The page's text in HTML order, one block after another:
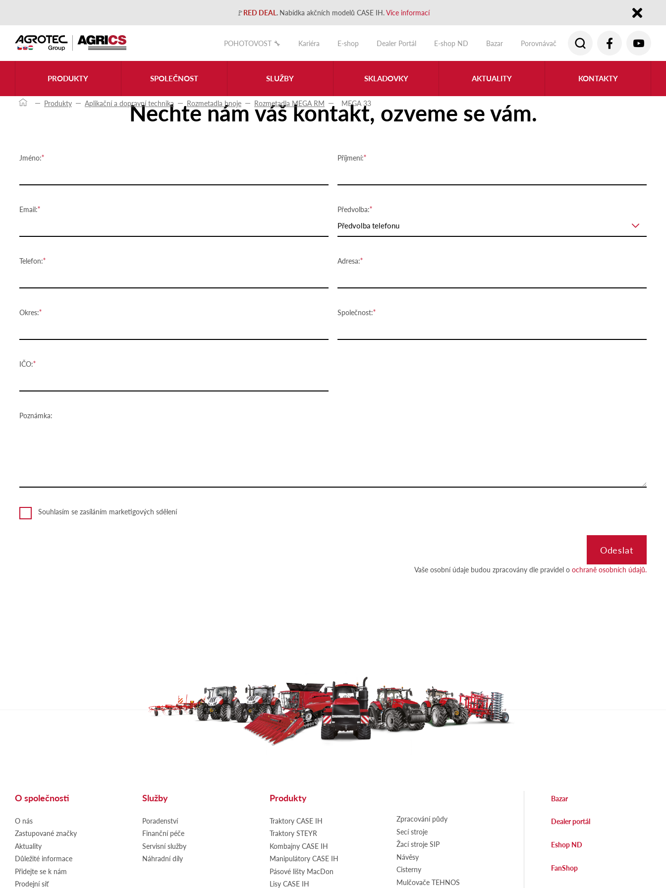
🚩RED DEAL. Nabídka akčních modelů CASE IH.Více informací
POHOTOVOST 🔧
Kariéra E-shop Dealer Portál E-shop ND Bazar Porovnávač
PRODUKTY SPOLEČNOST SLUŽBY SKLADOVKY AKTUALITY KONTAKTY
Produkty Aplikační a dopravní technika Rozmetadla hnoje Rozmetadla MEGA RM MEGA 33
Kontaktujte nás
Nechte nám váš kontakt, ozveme se vám.
Jméno: Příjmení:
Email: Předvolba:
Předvolba telefonu
Telefon: Adresa:
Okres: Společnost:
IČO:
Poznámka:
Souhlasím se zasíláním marketigových sdělení
Vaše osobní údaje budou zpracovány dle pravidel o ochraně osobních údajů.
O společnosti
O nás
Zastupované značky
Aktuality
Důležité informace
Přidejte se k nám
Prodejní síť
Služby
Poradenství
Finanční péče
Servisní služby
Náhradní díly
Produkty
Traktory CASE IH
Traktory STEYR
Kombajny CASE IH
Manipulátory CASE IH
Pásové lišty MacDon
Lisy CASE IH
Zpracování půdy
Secí stroje
Žací stroje SIP
Návěsy
Cisterny
Mulčovače TEHNOS
Bazar
Dealer portál
Eshop ND
FanShop